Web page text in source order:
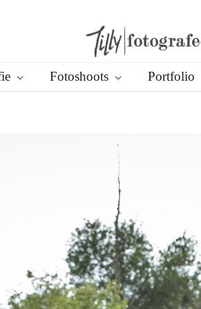
Fotoshoots Portfolio